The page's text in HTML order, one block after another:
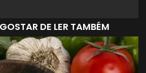
DE LER TAMBÉM